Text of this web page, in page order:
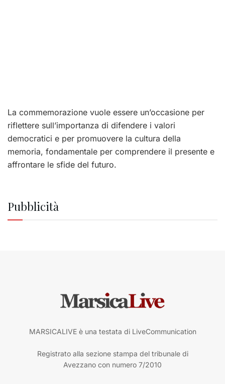
La commemorazione vuole essere un’occasione per
riflettere sull’importanza di difendere i valori
democratici e per promuovere la cultura della
memoria, fondamentale per comprendere il presente e
affrontare le sfide del futuro.
Pubblicità
MARSICALIVE è una testata di LiveCommunication
Registrato alla sezione stampa del tribunale di
Avezzano con numero 7/2010